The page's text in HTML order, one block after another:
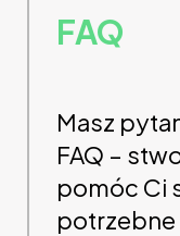
FAQ
Masz
FAQ –
pomóc Ci
potrzebne